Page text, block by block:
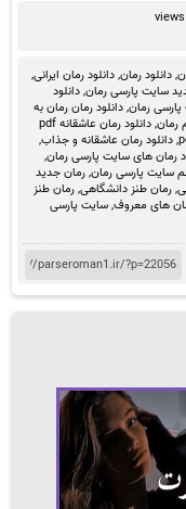
,دانلود رمان,دانلود رمان ایرانی,
سایت پارسی رمان,دانلود
پارسی رمان,دانلود رمان رمان به
رمان,
دانلود رمان عاشقانه pdf
,دانلود رمان عاشقانه و جذاب,
رمان های سایت پارسی رمان,
سایت پارسی رمان,رمان جدید
,رمان طنز دانشگاهی,رمان طنز
های معروف,سایت پارسی